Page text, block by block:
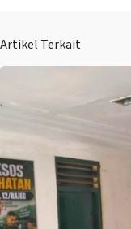
Artikel Terkait